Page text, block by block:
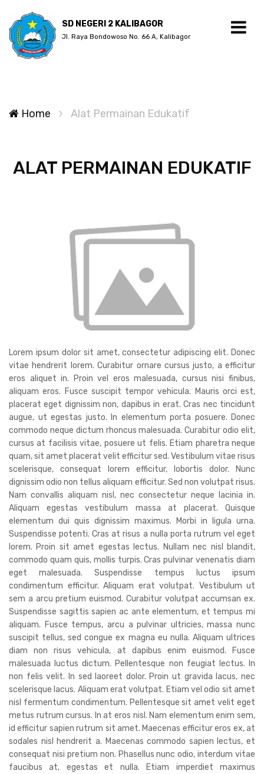
SD NEGERI 2 KALIBAGOR
Jl. Raya Bondowoso No. 66 A, Kalibagor
Home Alat Permainan Edukatif
ALAT PERMAINAN EDUKATIF
Lorem ipsum dolor sit amet, consectetur adipiscing elit. Donec
vitae hendrerit lorem. Curabitur ornare cursus justo, a efficitur
eros aliquet in. Proin vel eros malesuada, cursus nisi finibus,
aliquam eros. Fusce suscipit tempor vehicula. Mauris orci est,
placerat eget dignissim non, dapibus in erat. Cras nec tincidunt
augue, ut egestas justo. In elementum porta posuere. Donec
commodo neque dictum rhoncus malesuada. Curabitur odio elit,
cursus at facilisis vitae, posuere ut felis. Etiam pharetra neque
quam, sit amet placerat velit efficitur sed. Vestibulum vitae risus
scelerisque, consequat lorem efficitur, lobortis dolor. Nunc
dignissim odio non tellus aliquam efficitur. Sed non volutpat risus.
Nam convallis aliquam nisl, nec consectetur neque lacinia in.
Aliquam egestas vestibulum massa at placerat. Quisque
elementum dui quis dignissim maximus. Morbi in ligula urna.
Suspendisse potenti. Cras at risus a nulla porta rutrum vel eget
lorem. Proin sit amet egestas lectus. Nullam nec nisl blandit,
commodo quam quis, mollis turpis. Cras pulvinar venenatis diam
eget malesuada. Suspendisse tempus luctus ipsum
condimentum efficitur. Aliquam erat volutpat. Vestibulum ut
sem a arcu pretium euismod. Curabitur volutpat accumsan ex.
Suspendisse sagittis sapien ac ante elementum, et tempus mi
aliquam. Fusce tempus, arcu a pulvinar ultricies, massa nunc
suscipit tellus, sed congue ex magna eu nulla. Aliquam ultrices
diam non risus vehicula, at dapibus enim euismod. Fusce
malesuada luctus dictum. Pellentesque non feugiat lectus. In
non felis velit. In sed laoreet dolor. Proin ut gravida lacus, nec
scelerisque lacus. Aliquam erat volutpat. Etiam vel odio sit amet
nisl fermentum condimentum. Pellentesque sit amet velit eget
metus rutrum cursus. In at eros nisl. Nam elementum enim sem,
id efficitur sapien rutrum sit amet. Maecenas efficitur eros ex, at
sodales nisl hendrerit a. Maecenas commodo sapien lectus, et
consequat nisi pretium non. Phasellus nunc odio, interdum vitae
faucibus at, egestas et nulla. Etiam imperdiet maximus